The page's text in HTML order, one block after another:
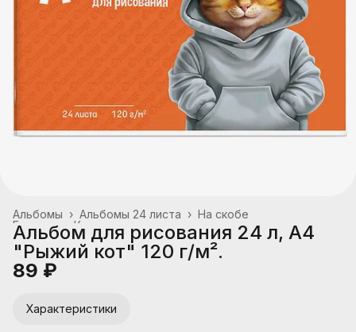
На скобе
Альбомы 24 листа ›
Альбомы ›
Канцтовары, школьные принадлежности
›
Главная
Альбом для рисования 24 л, А4
"Рыжий кот" 120 г/м².
89 ₽
Характеристики